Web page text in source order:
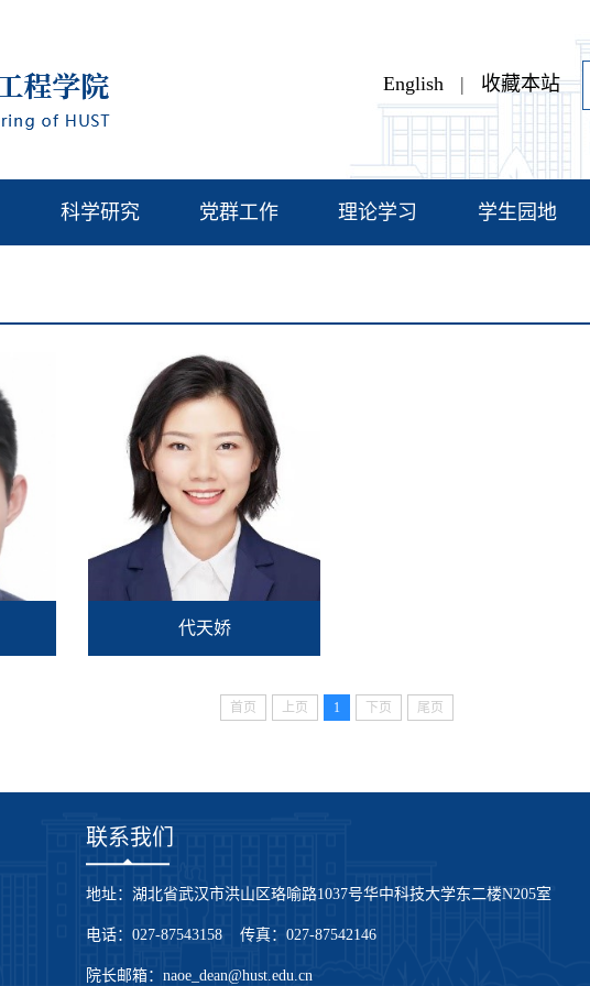
English | 收藏本站
科学研究 党群工作 理论学习 学生园地
代天娇
首页 上页 1 下页 尾页
联系我们
地址：湖北省武汉市洪山区珞喻路1037号华中科技大学东二楼N205室
电话：027-87543158 传真：027-87542146
院长邮箱：naoe_dean@hust.edu.cn